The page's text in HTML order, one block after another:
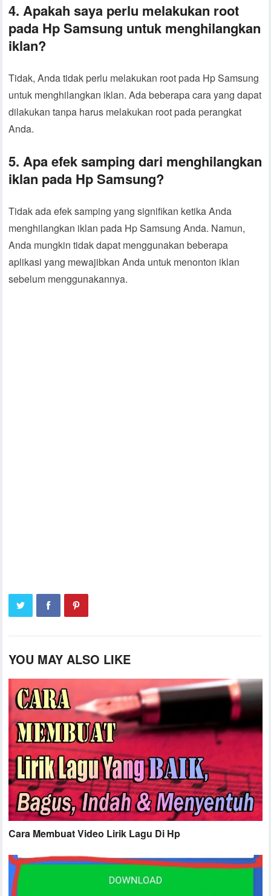
4. Apakah saya perlu melakukan root
pada Hp Samsung untuk menghilangkan
iklan?
Tidak, Anda tidak perlu melakukan root pada Hp Samsung
untuk menghilangkan iklan. Ada beberapa cara yang dapat
dilakukan tanpa harus melakukan root pada perangkat
Anda.
5. Apa efek samping dari menghilangkan
iklan pada Hp Samsung?
Tidak ada efek samping yang signifikan ketika Anda
menghilangkan iklan pada Hp Samsung Anda. Namun,
Anda mungkin tidak dapat menggunakan beberapa
aplikasi yang mewajibkan Anda untuk menonton iklan
sebelum menggunakannya.
YOU MAY ALSO LIKE
Cara Membuat Video Lirik Lagu Di Hp